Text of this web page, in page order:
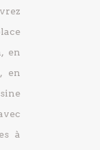
en
en
à